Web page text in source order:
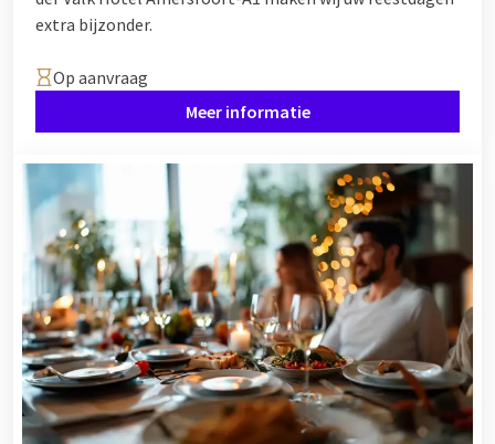
extra bijzonder.
Op aanvraag
Meer informatie